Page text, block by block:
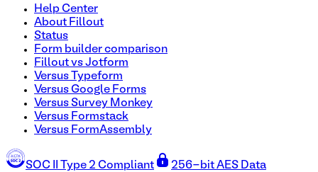
Help Center
About Fillout
Status
Form builder comparison
Fillout vs Jotform
Versus Typeform
Versus Google Forms
Versus Survey Monkey
Versus Formstack
Versus FormAssembly
SOC II Type 2 Compliant 256-bit AES Data